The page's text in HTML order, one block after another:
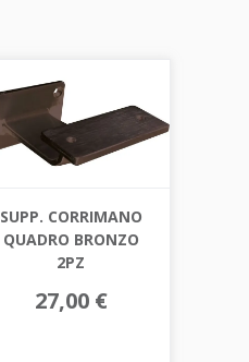
SUPP. CORRIMANO
QUADRO BRONZO
2PZ
27,00 €